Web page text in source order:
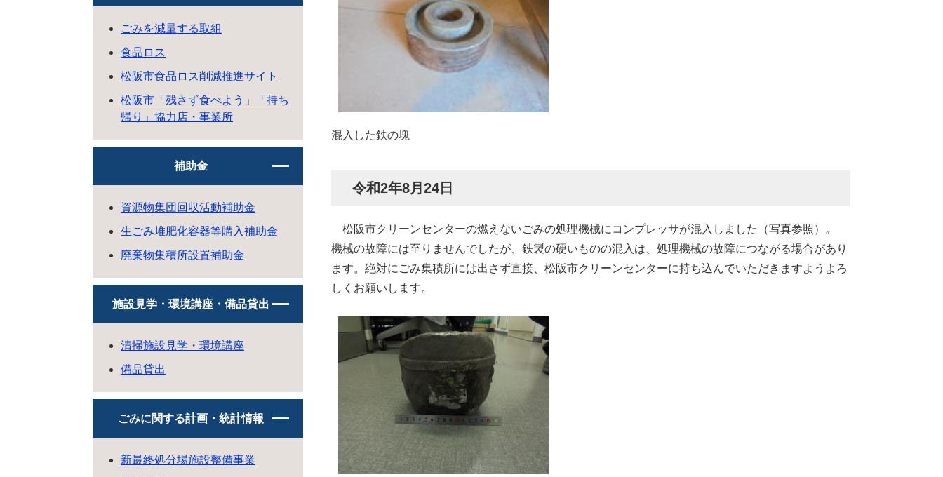
混入した鉄の塊
令和2年8月24日
松阪市クリーンセンターの燃えないごみの処理機械にコンプレッサが混入しました（写真参照）。
機械の故障には至りませんでしたが、鉄製の硬いものの混入は、処理機械の故障につながる場合があり
ます。絶対にごみ集積所には出さず直接、松阪市クリーンセンターに持ち込んでいただきますようよろ
しくお願いします。
ごみを減量する取組
食品ロス
松阪市食品ロス削減推進サイト
松阪市「残さず食べよう」「持ち
帰り」協力店・事業所
補助金
資源物集団回収活動補助金
生ごみ堆肥化容器等購入補助金
廃棄物集積所設置補助金
施設見学・環境講座・備品貸出
清掃施設見学・環境講座
備品貸出
ごみに関する計画・統計情報
新最終処分場施設整備事業